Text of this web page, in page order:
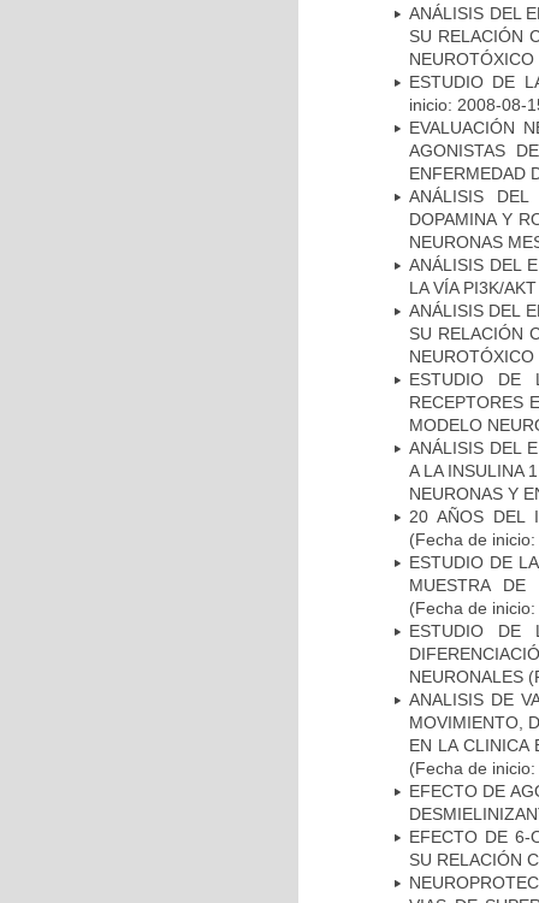
ANÁLISIS DEL
SU RELACIÓN
NEUROTÓXICO
ESTUDIO DE
inicio: 2008-08-
EVALUACIÓN
AGONISTAS
ENFERMEDAD
ANÁLISIS
DOPAMINA Y
NEURONAS
ANÁLISIS DEL
LA VÍA PI3K/
ANÁLISIS DEL
SU RELACIÓN
NEUROTÓXICO
ESTUDIO DE
RECEPTORES
MODELO
ANÁLISIS DEL
A LA INSULINA
NEURONAS Y
20 AÑOS DEL
(Fecha de
ESTUDIO DE
MUESTRA DE
(Fecha de
ESTUDIO DE
NEURONALES
ANALISIS DE
MOVIMIENTO,
EN LA CLINICA
(Fecha de
EFECTO DE
EFECTO DE 6-
SU RELACIÓN